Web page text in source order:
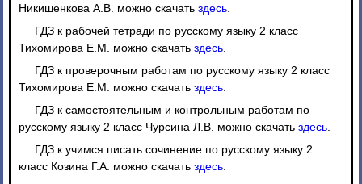
Никишенкова А.В. можно скачать здесь
ГДЗ к рабочей тетради по русскому языку 2 класс
Тихомирова Е.М. можно скачать здесь
ГДЗ к проверочным работам по русскому языку 2 класс
Тихомирова Е.М. можно скачать здесь
ГДЗ к самостоятельным и контрольным работам по
русскому языку 2 класс Чурсина Л.В. можно скачать здесь
ГДЗ к учимся писать сочинение по русскому языку 2
класс Козина Г.А. можно скачать здесь